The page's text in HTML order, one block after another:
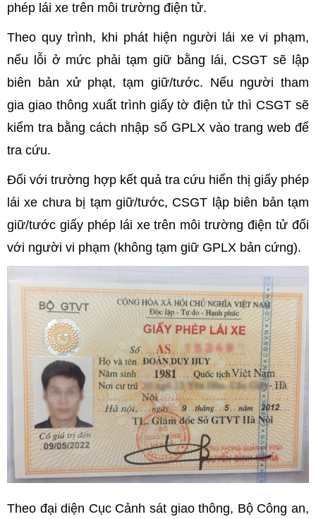
phép lái xe trên môi trường điện tử.
Theo quy trình, khi phát hiện người lái xe vi phạm,
nếu lỗi ở mức phải tạm giữ bằng lái, CSGT sẽ lập
biên bản xử phạt, tạm giữ/tước. Nếu người tham
gia giao thông xuất trình giấy tờ điện tử thì CSGT sẽ
kiểm tra bằng cách nhập số GPLX vào trang web để
tra cứu.
Đối với trường hợp kết quả tra cứu hiển thị giấy phép
lái xe chưa bị tạm giữ/tước, CSGT lập biên bản tạm
giữ/tước giấy phép lái xe trên môi trường điện tử đối
với người vi phạm (không tạm giữ GPLX bản cứng).
Theo đại diện Cục Cảnh sát giao thông, Bộ Công an,